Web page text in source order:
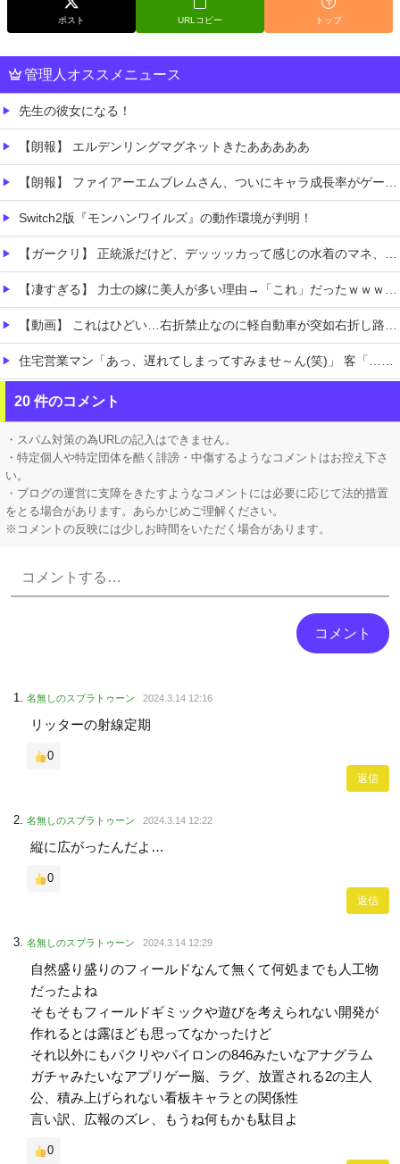
ポスト URLコピー トップ
管理人オススメニュース
先生の彼女になる！
【朗報】 エルデンリングマグネットきたあああああ
【朗報】 ファイアーエムブレムさん、ついにキャラ成長率がゲーム内で見れるようになる
Switch2版『モンハンワイルズ』の動作環境が判明！
【ガークリ】 正統派だけど、デッッッカって感じの水着のマネ、ラファエ口、セッシュウへの反応！！！
【凄すぎる】 力士の嫁に美人が多い理由→「これ」だったｗｗｗｗｗｗｗ
【動画】 これはひどい…右折禁止なのに軽自動車が突如右折し路面電車と衝突→乗ってた三人組が車を捨て逃走ｗｗｗｗｗｗ
住宅営業マン「あっ、遅れてしまってすみませ～ん(笑)」 客「…今日、契約日ですよね？」→こうなるｗｗｗ
【ホロライブ】 これはこれでちょっと裏来いよに見える
【にじさんじ】 レヴィちゃん、3Dライブ「人間燦歌」開催決定！ゲスト8名も発表『歌うまバイキングなゲストや』【8/18(火)21:00】
20 件のコメント
・スパム対策の為URLの記入はできません。
・特定個人や特定団体を酷く誹謗・中傷するようなコメントはお控え下さ
い。
・ブログの運営に支障をきたすようなコメントには必要に応じて法的措置
をとる場合があります。あらかじめご理解ください。
※コメントの反映には少しお時間をいただく場合があります。
名無しのスプラトゥーン 2024.3.14 12:16
リッターの射線定期
0
返信
名無しのスプラトゥーン 2024.3.14 12:22
縦に広がったんだよ…
0
返信
名無しのスプラトゥーン 2024.3.14 12:29
自然盛り盛りのフィールドなんて無くて何処までも人工物
だったよね
そもそもフィールドギミックや遊びを考えられない開発が
作れるとは露ほども思ってなかったけど
それ以外にもパクリやパイロンの846みたいなアナグラム
ガチャみたいなアプリゲー脳、ラグ、放置される2の主人
公、積み上げられない看板キャラとの関係性
言い訳、広報のズレ、もうね何もかも駄目よ
0